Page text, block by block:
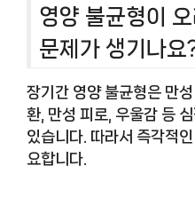
영양 불균형이
문제가 생기나요
장기간 영양 불균형은 만
환, 만성 피로, 우울감 등
있습니다. 따라서 즉각적
요합니다.